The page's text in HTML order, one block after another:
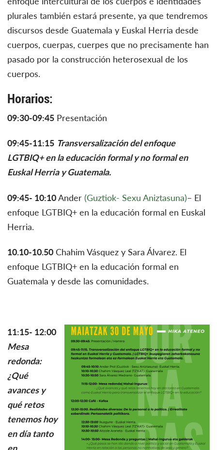
plurales también estará presente, ya que tendremos
discursos desde Guatemala y Euskal Herria desde
cuerpos, cuerpas, cuerpes que no precisamente han
pasado por la construcción heterosexual de los
cuerpos.
Horarios:
09:30-09:45 Presentación
09:45-11:15 Transversalización del enfoque
LGTBIQ+ en la educación formal y no formal en
Euskal Herria y Guatemala.
09:45- 10:10Ander (Guztiok- Sexu Aniztasuna)– El
enfoque LGTBIQ+ en la educación formal en Euskal
Herria.
10.10-10.50 Chahim Vásquez y Sara Álvarez. El
enfoque LGTBIQ+ en la educación formal en
Guatemala y desde las comunidades.
11:15- 12:00
Mesa
redonda:
¿Qué
avances y
qué retos
tenemos hoy
en día tanto